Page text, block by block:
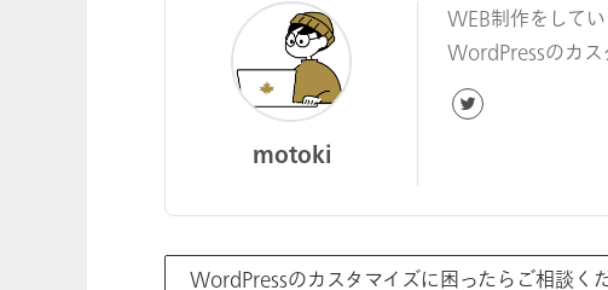
motoki
WEB制作をして
WordPressのカス
WordPressのカスタマイズに困ったらご相談く